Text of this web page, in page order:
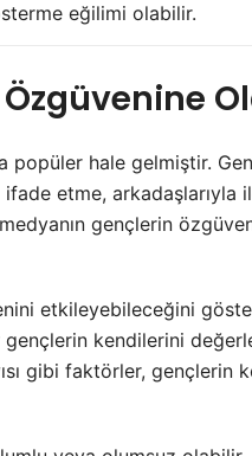
eğilimi olabilir.
popüler hale gelmiştir.
etme, arkadaşlarıyla
gençlerin
etkileyebileceğini
kendilerini
gibi faktörler, gençlerin